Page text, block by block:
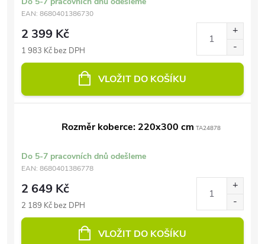
EAN: 8680401386730
2 399 Kč
1 983 Kč bez DPH
VLOŽIT DO KOŠÍKU
Rozměr koberce: 220x300 cm TA24878
Do 5-7 pracovních dnů odešleme
EAN: 8680401386778
2 649 Kč
2 189 Kč bez DPH
VLOŽIT DO KOŠÍKU